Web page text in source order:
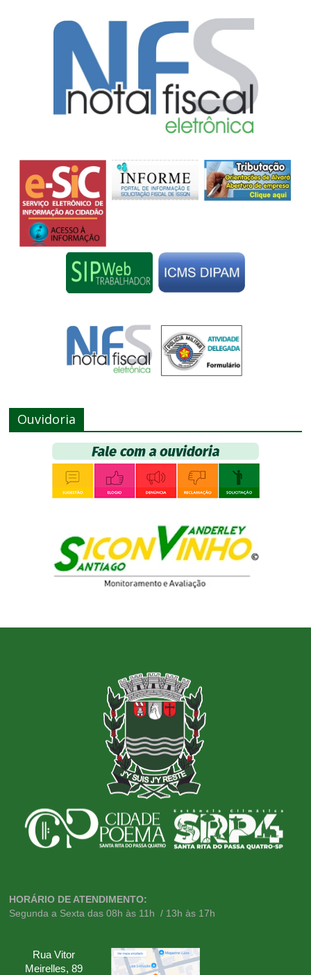
Ouvidoria
HORÁRIO DE ATENDIMENTO:
Segunda a Sexta das 08h às 11h / 13h às 17h
Rua Vitor
Meirelles, 89